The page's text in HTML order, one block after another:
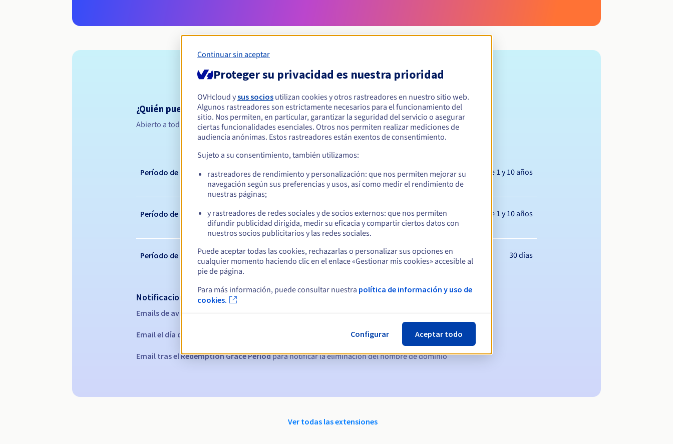
Condiciones de elegibilidad
¿Quién puede registrar un .maison?
Abierto a todas las personas físicas o jurídicas, sin restricción geográfica.
Período de registro Entre 1 y 10 años
Período de renovación Entre 1 y 10 años
Período de redención 30 días
Notificaciones automáticas:
Emails de aviso:
Email el día del vencimiento para notificar la suspensión del nombre de dominio
Email tras el Redemption Grace Periodpara notificar la eliminación del nombre de dominio
Ver todas las extensiones
Continuar sin aceptar
Proteger su privacidad es nuestra prioridad
OVHcloud ysus socios utilizan cookies y otros rastreadores en nuestro sitio web.
Algunos rastreadores son estrictamente necesarios para el funcionamiento del
sitio. Nos permiten, en particular, garantizar la seguridad del servicio o asegurar
ciertas funcionalidades esenciales. Otros nos permiten realizar mediciones de
audiencia anónimas. Estos rastreadores están exentos de consentimiento.
Sujeto a su consentimiento, también utilizamos:
rastreadores de rendimiento y personalización: que nos permiten mejorar su
navegación según sus preferencias y usos, así como medir el rendimiento de
nuestras páginas;
y rastreadores de redes sociales y de socios externos: que nos permiten
difundir publicidad dirigida, medir su eficacia y compartir ciertos datos con
nuestros socios publicitarios y las redes sociales.
Puede aceptar todas las cookies, rechazarlas o personalizar sus opciones en
cualquier momento haciendo clic en el enlace «Gestionar mis cookies» accesible al
pie de página.
Para más información, puede consultar nuestra política de información y uso de
cookies.
Configurar Aceptar todo